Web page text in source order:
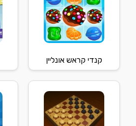
קנדי קראש אונליין